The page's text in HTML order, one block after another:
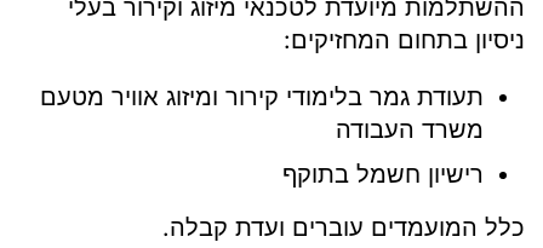
ההשתלמות מיועדת לטכנאי מיזוג וקירור בעלי
ניסיון בתחום המחזיקים:
תעודת גמר בלימודי קירור ומיזוג אוויר מטעם
משרד העבודה
רישיון חשמל בתוקף
כלל המועמדים עוברים ועדת קבלה.